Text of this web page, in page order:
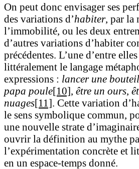
On peut donc envisager ses
des variations d’habiter, par la
l’immobilité, ou les deux
d’autres variations d’habiter
précédentes. L’une d’entre
littéralement le langage
expressions : lancer une
papa poule[10] être un ours
nuages[11] . Cette variation
le sens symbolique commun,
une nouvelle strate
ouvrir la définition au mythe
l’expérimentation concrète et
en un espace-temps donné.